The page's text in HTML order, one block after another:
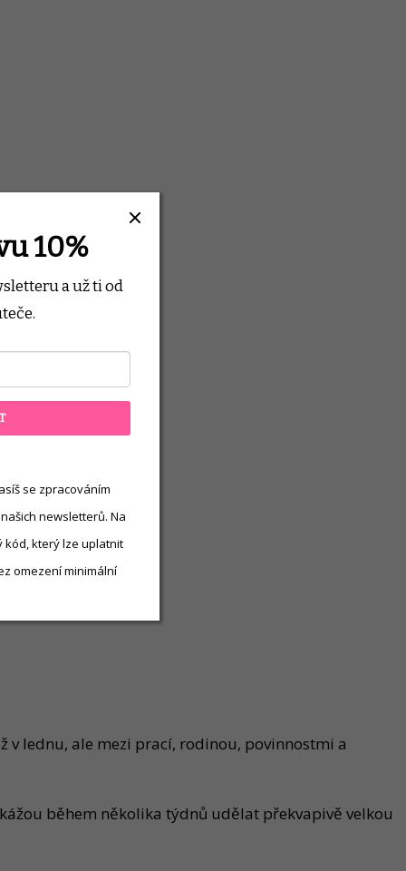
v lednu, ale mezi prací, rodinou, povinnostmi a
během několika týdnů udělat překvapivě velkou
10%
a už ti od
se zpracováním
newsletterů. Na
kód, který lze uplatnit
omezení minimální